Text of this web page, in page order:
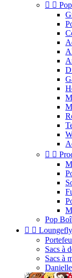
  Pop
 
Pop
  Loungefly
Sacs à
Sacs à